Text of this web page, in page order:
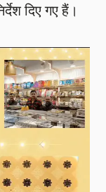
दिए गए हैं।